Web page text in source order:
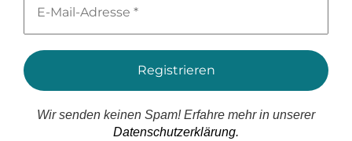
Mail-
*
Wir senden keinen Spam! Erfahre mehr in unserer
Datenschutzerklärung.